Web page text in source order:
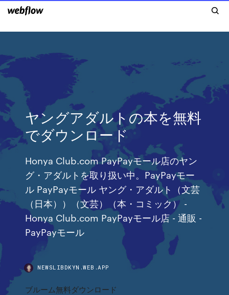
ヤングアダルトの本を無料
でダウンロード
Honya Club.com PayPayモール店のヤン
グ・アダルトを取り扱い中。PayPayモー
ル PayPayモール ヤング・アダルト（文芸
（日本））（文芸）（本・コミック） -
Honya Club.com PayPayモール店 - 通販 -
PayPayモール
NEWSLIBDKYN.WEB.APP
ブルーム無料ダウンロード